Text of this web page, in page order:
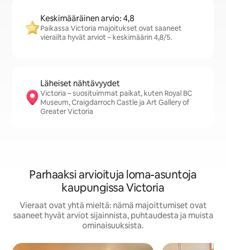
Keskimääräinen arvio: 4,8
Paikassa Victoria majoitukset ovat saaneet
vierailta hyvät arviot – keskimäärin 4,8/5.
Läheiset nähtävyydet
Victoria – suosituimmat paikat, kuten Royal BC
Museum, Craigdarroch Castle ja Art Gallery of
Greater Victoria
Parhaaksi arvioituja loma-asuntoja
kaupungissa Victoria
Vieraat ovat yhtä mieltä: nämä majoittumiset ovat
saaneet hyvät arviot sijainnista, puhtaudesta ja muista
ominaisuuksista.